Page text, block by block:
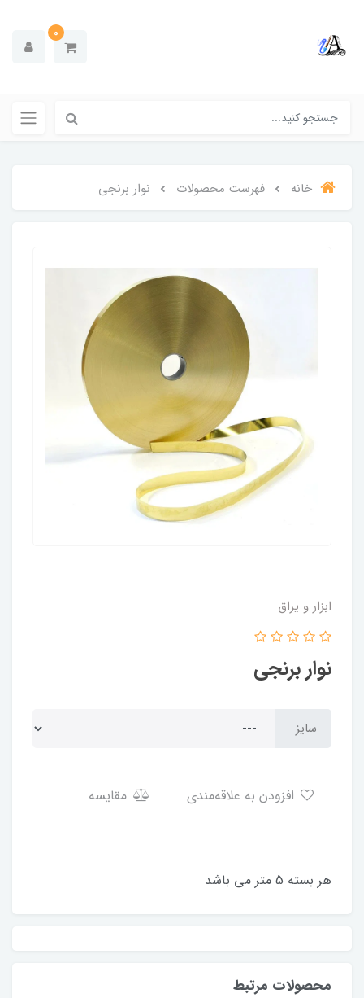
0
خانه فهرست محصولات نوار برنجی
ابزار و یراق
نوار برنجی
سایز
مقایسه
هر بسته 5 متر می باشد
محصولات مرتبط